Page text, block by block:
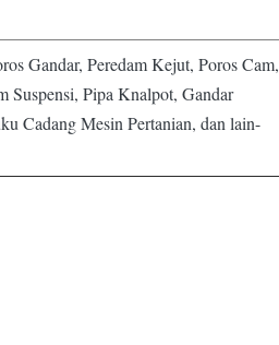
Gandar, Peredam Kejut, Poros Cam,
Suspensi, Pipa Knalpot, Gandar
Cadang Mesin Pertanian, dan lain-